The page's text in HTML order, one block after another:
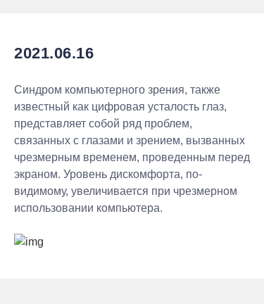
2021.06.16
Синдром компьютерного зрения, также
известный как цифровая усталость глаз,
представляет собой ряд проблем,
связанных с глазами и зрением, вызванных
чрезмерным временем, проведенным перед
экраном. Уровень дискомфорта, по-
видимому, увеличивается при чрезмерном
использовании компьютера.